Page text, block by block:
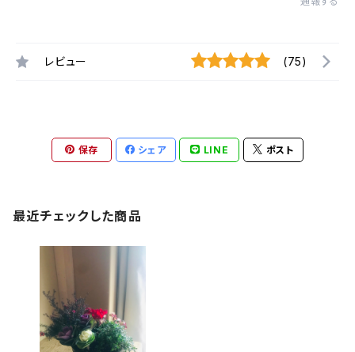
レビュー (75)
保存 シェア LINE ポスト
最近チェックした商品